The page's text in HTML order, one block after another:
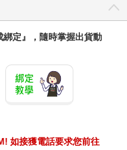
定』，隨時掌握出貨動
如接獲電話要求您前往